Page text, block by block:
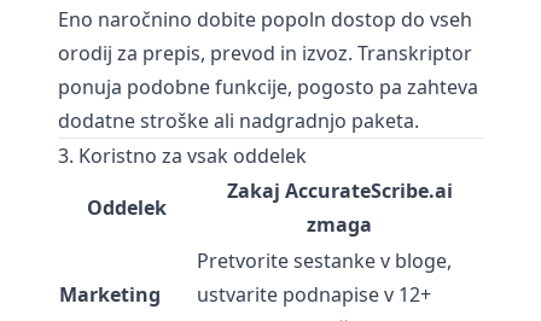
Eno naročnino dobite popoln dostop do vseh
orodij za prepis, prevod in izvoz. Transkriptor
ponuja podobne funkcije, pogosto pa zahteva
dodatne stroške ali nadgradnjo paketa.
3. Koristno za vsak oddelek
Oddelek
Zakaj AccurateScribe.ai
zmaga
Marketing
Pretvorite sestanke v bloge,
ustvarite podnapise v 12+